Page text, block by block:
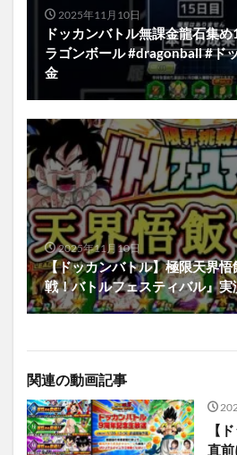
2025年11月10日
ドッカンバトル無課金龍石集
ラゴンボール #dragonball #ド
金
2025年11月10日
【ドッカンバトル】極限天界
戦！バトルフェスティバル』
関連の動画記事
【
直